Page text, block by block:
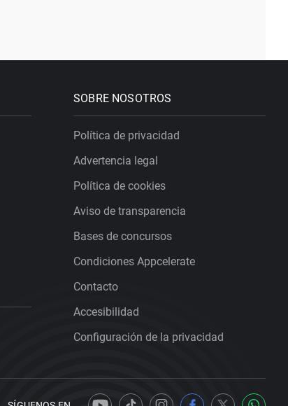
SOBRE NOSOTROS
Política de privacidad
Advertencia legal
Política de cookies
Aviso de transparencia
Bases de concursos
Condiciones Appcelerate
Contacto
Accesibilidad
Configuración de la privacidad